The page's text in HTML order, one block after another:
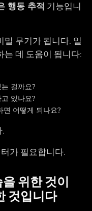
행동 추적 기능입니
무기가 됩니다. 일
는 데 도움이 됩니다:
걸까요?
있나요?
면 어떻게 되나요?
가 필요합니다.
위한 것이
것입니다